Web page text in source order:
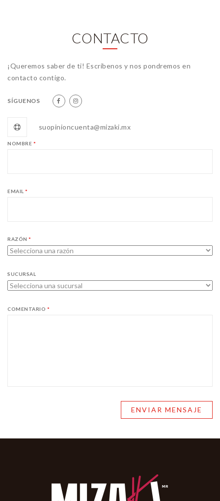
CONTACTO
¡Queremos saber de ti! Escríbenos y nos pondremos en
contacto contigo.
SÍGUENOS
suopinioncuenta@mizaki.mx
NOMBRE *
EMAIL *
RAZÓN *
SUCURSAL
COMENTARIO *
ENVIAR MENSAJE